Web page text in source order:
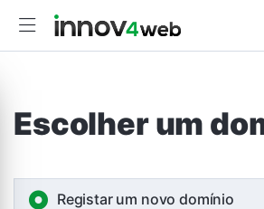
Escolher um
Registar um novo domínio